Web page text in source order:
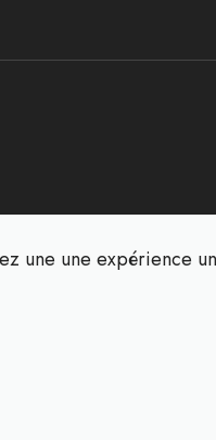
une une expérience